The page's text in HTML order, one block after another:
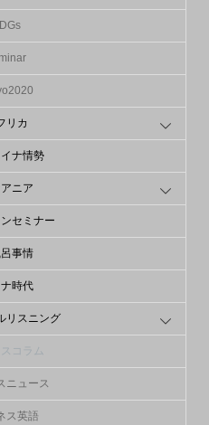
リカ
ナ情勢
ニア
セミナー
事情
時代
リスニング
スコラム
ニュース
ス英語